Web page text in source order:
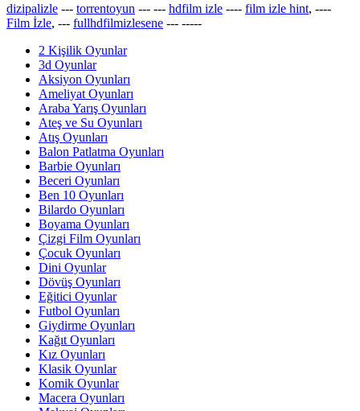
dizipalizle --- torrentoyun --- --- hdfilm izle ---- film izle hint, ----
Film İzle, --- fullhdfilmizlesene --- -----
2 Kişilik Oyunlar
3d Oyunlar
Aksiyon Oyunları
Ameliyat Oyunları
Araba Yarış Oyunları
Ateş ve Su Oyunları
Atış Oyunları
Balon Patlatma Oyunları
Barbie Oyunları
Beceri Oyunları
Ben 10 Oyunları
Bilardo Oyunları
Boyama Oyunları
Çizgi Film Oyunları
Çocuk Oyunları
Dini Oyunlar
Dövüş Oyunları
Eğitici Oyunlar
Futbol Oyunları
Giydirme Oyunları
Kağıt Oyunları
Kız Oyunları
Klasik Oyunlar
Komik Oyunlar
Macera Oyunları